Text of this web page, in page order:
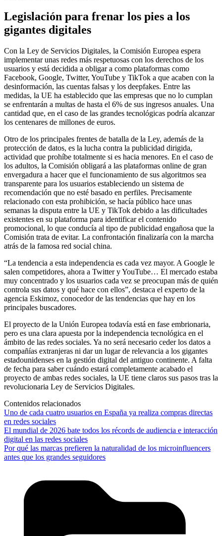
Legislación para frenar los pies a los
gigantes digitales
Con la Ley de Servicios Digitales, la Comisión Europea espera
implementar unas redes más respetuosas con los derechos de los
usuarios y está decidida a obligar a como plataformas como
Facebook, Google, Twitter, YouTube y TikTok a que acaben con la
desinformación, las cuentas falsas y los deepfakes. Entre las
medidas, la UE ha establecido que las empresas que no lo cumplan
se enfrentarán a multas de hasta el 6% de sus ingresos anuales. Una
cantidad que, en el caso de las grandes tecnológicas podría alcanzar
los centenares de millones de euros.
Otro de los principales frentes de batalla de la Ley, además de la
protección de datos, es la lucha contra la publicidad dirigida,
actividad que prohíbe totalmente si es hacia menores. En el caso de
los adultos, la Comisión obligará a las plataformas online de gran
envergadura a hacer que el funcionamiento de sus algoritmos sea
transparente para los usuarios estableciendo un sistema de
recomendación que no esté basado en perfiles. Precisamente
relacionado con esta prohibición, se hacía público hace unas
semanas la disputa entre la UE y TikTok debido a las dificultades
existentes en su plataforma para identificar el contenido
promocional, lo que conducía al tipo de publicidad engañosa que la
Comisión trata de evitar. La confrontación finalizaría con la marcha
atrás de la famosa red social china.
“La tendencia a esta independencia es cada vez mayor. A Google le
salen competidores, ahora a Twitter y YouTube… El mercado estaba
muy concentrado y los usuarios cada vez se preocupan más de quién
controla sus datos y qué hace con ellos”, destaca el experto de la
agencia Eskimoz, conocedor de las tendencias que hay en los
principales buscadores.
El proyecto de la Unión Europea todavía está en fase embrionaria,
pero es una clara apuesta por la independencia tecnológica en el
ámbito de las redes sociales. Ya no será necesario ceder los datos a
compañías extranjeras ni dar un lugar de relevancia a los gigantes
estadounidenses en la gestión digital del antiguo continente. A falta
de fecha para saber cuándo estará completamente acabado el
proyecto de ambas redes sociales, la UE tiene claros sus pasos tras la
revolucionaria Ley de Servicios Digitales.
Contenidos relacionados
Uno de cada cuatro usuarios en España ya realiza compras directas
en redes sociales
El mundial de 2026 bate todos los récords de audiencia e interacción
digital en las redes sociales
Por qué las marcas prefieren la naturalidad de los microinfluencers
antes que los grandes seguidores